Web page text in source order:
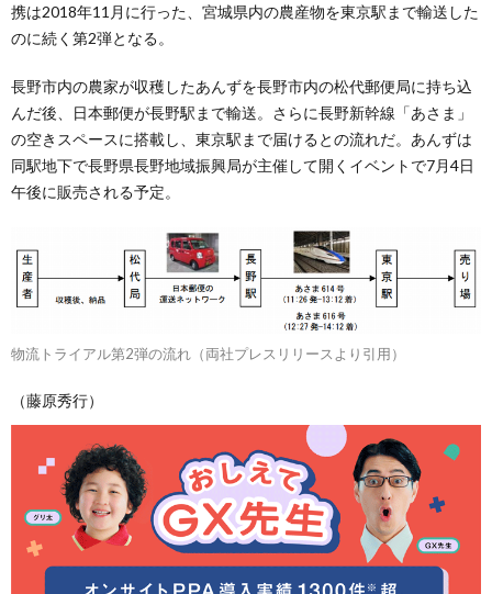
携は2018年11月に行った、宮城県内の農産物を東京駅まで輸送した
のに続く第2弾となる。
長野市内の農家が収穫したあんずを長野市内の松代郵便局に持ち込
んだ後、日本郵便が長野駅まで輸送。さらに長野新幹線「あさま」
の空きスペースに搭載し、東京駅まで届けるとの流れだ。あんずは
同駅地下で長野県長野地域振興局が主催して開くイベントで7月4日
午後に販売される予定。
物流トライアル第2弾の流れ（両社プレスリリースより引用）
（藤原秀行）